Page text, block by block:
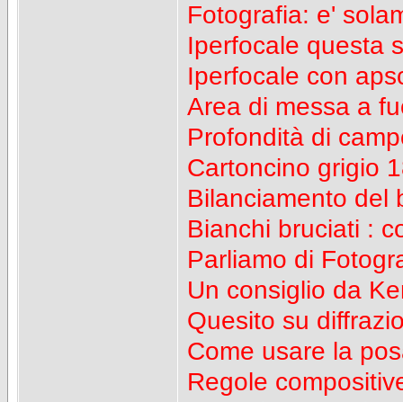
Fotografia: e'
Iperfocale questa
Iperfocale con
Area di messa a
Profondità di
Cartoncino grigio
Bilanciamento del
Bianchi bruciati :
Parliamo di
Un consiglio da
Quesito su
Come usare la
Regole